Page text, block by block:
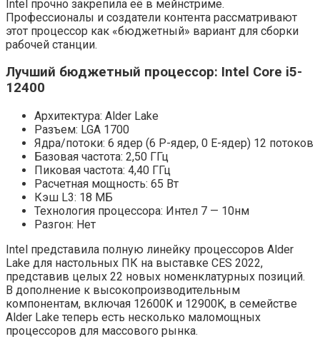
Intel прочно закрепила её в мейнстриме.
Профессионалы и создатели контента рассматривают
этот процессор как «бюджетный» вариант для сборки
рабочей станции.
Лучший бюджетный процессор: Intel Core i5-
12400
Архитектура: Alder Lake
Разъем: LGA 1700
Ядра/потоки: 6 ядер (6 P-ядер, 0 E-ядер) 12 потоков
Базовая частота: 2,50 ГГц
Пиковая частота: 4,40 ГГц
Расчетная мощность: 65 Вт
Кэш L3: 18 МБ
Технология процессора: Интел 7 — 10нм
Разгон: Нет
Intel представила полную линейку процессоров Alder
Lake для настольных ПК на выставке CES 2022,
представив целых 22 новых номенклатурных позиций.
В дополнение к высокопроизводительным
компонентам, включая 12600K и 12900K, в семействе
Alder Lake теперь есть несколько маломощных
процессоров для массового рынка.